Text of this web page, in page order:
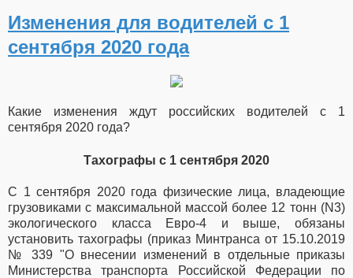
Изменения для водителей с 1
сентября 2020 года
Какие изменения ждут российских водителей с 1
сентября 2020 года?
Тахографы с 1 сентября 2020
С 1 сентября 2020 года физические лица, владеющие
грузовиками с максимальной массой более 12 тонн (N3)
экологического класса Евро-4 и выше, обязаны
установить тахографы (приказ Минтранса от 15.10.2019
№ 339 "О внесении изменений в отдельные приказы
Министерства транспорта Российской Федерации по